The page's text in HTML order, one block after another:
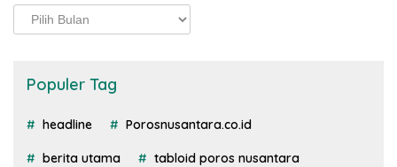
Arsip
Populer Tag
headline Porosnusantara.co.id
berita utama tabloid poros nusantara